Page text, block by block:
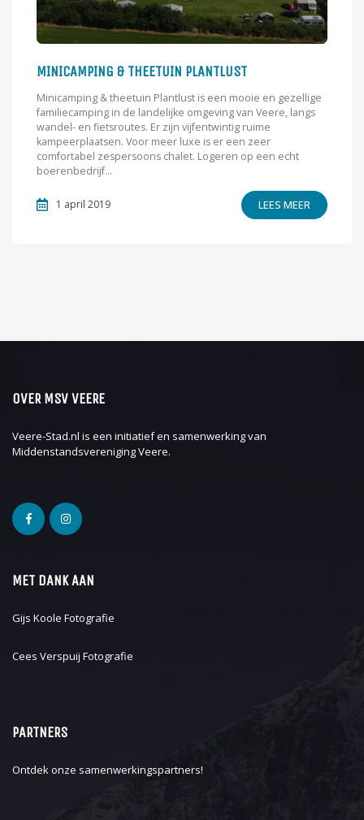
MINICAMPING & THEETUIN PLANTLUST
Minicamping & theetuin Plantlust is een mooie en gezellige
familiecamping in de landelijke omgeving van Veere, langs
wandel- en fietsroutes. Er zijn vijfentwintig ruime
kampeerplaatsen. Voor meer luxe is er een zeer
comfortabel zespersoons chalet. Logeren op een echt
boerenbedrijf...
1 april 2019 LEES MEER
OVER MSV VEERE
Veere-Stad.nl is een initiatief en samenwerking van
Middenstandsvereniging Veere.
MET DANK AAN
Gijs Koole Fotografie
Cees Verspuij Fotografie
PARTNERS
Ontdek onze samenwerkingspartners!